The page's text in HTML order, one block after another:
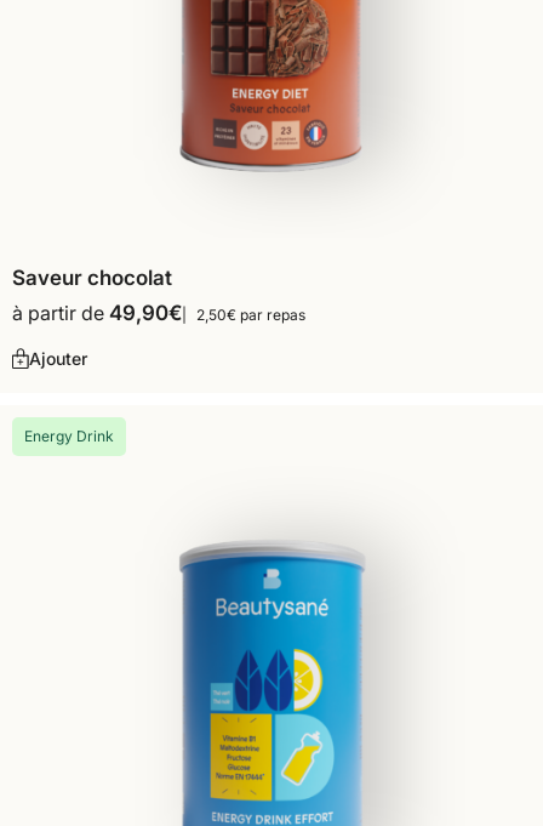
Saveur chocolat
à partir de 49,90€ 2,50€ par repas
Ajouter
Energy Drink